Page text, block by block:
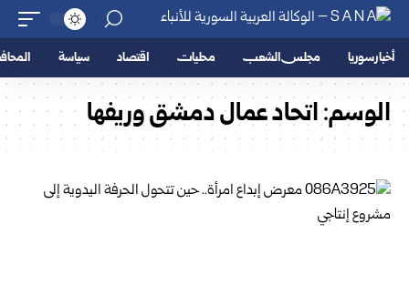
أخبار سوريا مجلس الشعب محليات اقتصاد سياسة
الوسم:اتحاد عمال دمشق وريفها